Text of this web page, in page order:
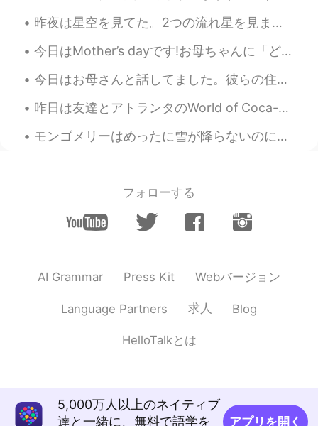
ネシーとか 女王様とか パウ
ルマカー
トニーとかハリーポッターを見なかっ
ネシーとか女王様とかポール・マッ
カ
ートニーとかハリーポッター
には会え
なかったけど本当に充実していた。
彼らがよく歩いた の と 同じ
道を歩くこ
とができるのはあまり悪くないです
も な
は経つのは 速すぎ ちゃった
。
速いだけでなく、電車と同じで誰に も
いだけでなく、電車と同じで誰も待
ない。
生活という 電車には 色々な人々 がいつ
も乗り降りし ているね。
昨夜は星空を見てた。2つの流れ星を見ました！超早かったから望みをできなかった。 太陽は星ですね。十億の星があるから、地球みたいな世界がいくつあるのかな？ ー 明日からまた仕事です。ちょっと悲...
今日はMother’s dayです!お母ちゃんに「どんなプレゼントが欲しい？」と聞きました。お母ちゃんは「新しいIpadが欲しい！」と言いました。3年前、彼女にIpadを買いました。今、そのIp...
今日はお母さんと話してました。彼らの住んでる街のコロナの事態はもっと悪くなってるから外にあまり出られない。今年はお母さんはここに行きたがってるけどコロナのせいで、できません。ママはめっちゃ明るく...
昨日は友達とアトランタのWorld of Coca-cola に行きました。アトランタでCoca-colaは生まれました。💡 ホッキョクグマさん見てハグして楽しみにしましたが現在状態のせいでハ...
モンゴメリーはめったに雪が降らないのに極渦のせいで今細雪が降っています。❄️🌨仕事行きたくない〜 一日中はベドで猫ちゃんと遊んで、コーヒーを飲みたい！ 雪が降ってる時、厚い毛皮がある動物の以外は...
フォローする
AI Grammar Press Kit Webバージョン
Language Partners 求人 Blog
HelloTalkとは
5,000万人以上のネイティブ
達と一緒に、無料で語学を
アプリを開く